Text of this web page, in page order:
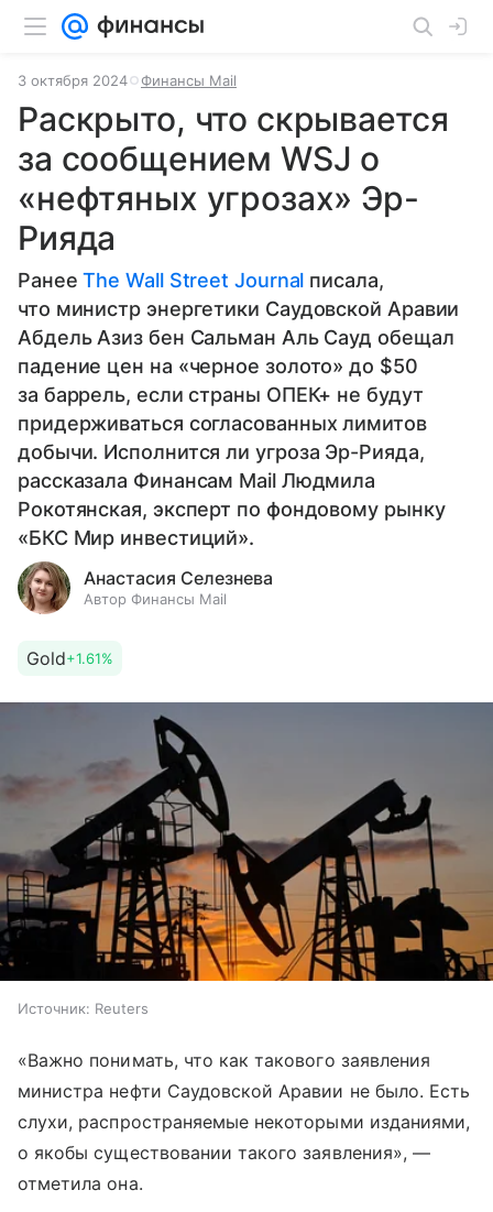
3 октября 2024 Финансы Mail
Раскрыто, что скрывается
за сообщением WSJ о
«нефтяных угрозах» Эр-
Рияда
РанееThe Wall Street Journal писала,
что министр энергетики Саудовской Аравии
Абдель Азиз бен Сальман Аль Сауд обещал
падение цен на «черное золото» до $50
за баррель, если страны ОПЕК+ не будут
придерживаться согласованных лимитов
добычи. Исполнится ли угроза Эр-Рияда,
рассказала Финансам Mail Людмила
Рокотянская, эксперт по фондовому рынку
«БКС Мир инвестиций».
Анастасия Селезнева
Автор Финансы Mail
Gold+1.61%
Источник: Reuters
«Важно понимать, что как такового заявления
министра нефти Саудовской Аравии не было. Есть
слухи, распространяемые некоторыми изданиями,
о якобы существовании такого заявления», —
отметила она.